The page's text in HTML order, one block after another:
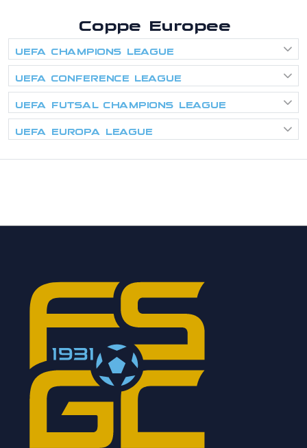
Coppe Europee
UEFA CHAMPIONS LEAGUE
UEFA CONFERENCE LEAGUE
UEFA FUTSAL CHAMPIONS LEAGUE
UEFA EUROPA LEAGUE